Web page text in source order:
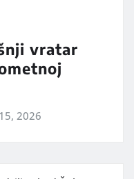
vratar
2026